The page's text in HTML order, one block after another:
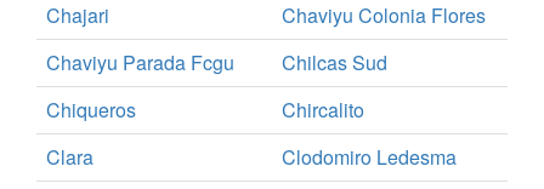
Chajari
Chaviyu Colonia Flores
Chaviyu Parada Fcgu
Chilcas Sud
Chiqueros
Chircalito
Clara
Clodomiro Ledesma